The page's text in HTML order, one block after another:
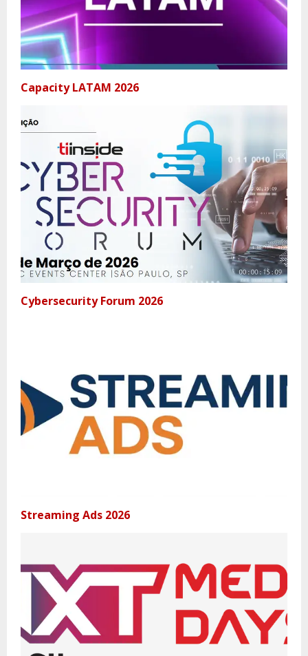
Capacity LATAM 2026
Cybersecurity Forum 2026
Streaming Ads 2026